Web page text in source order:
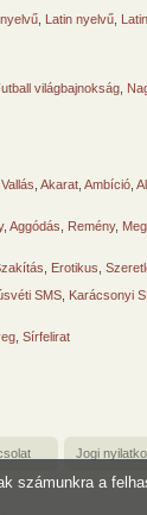
Latin nyelvű
világbajnokság
Vallás Akarat Ambíció
, Aggódás Remény,
Erotikus
SMS Karácsonyi
Sírfelirat
Jogi
számunkra a